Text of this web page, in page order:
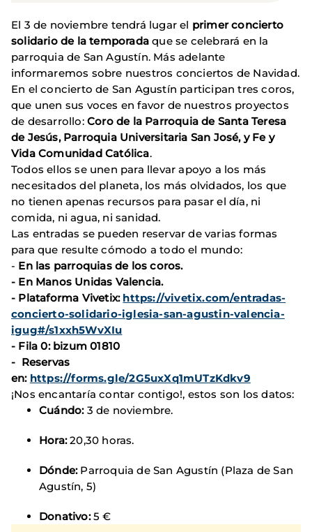
El 3 de noviembre tendrá lugar el primer concierto
solidario de la temporada que se celebrará en la
parroquia de San Agustín. Más adelante
informaremos sobre nuestros conciertos de Navidad.
En el concierto de San Agustín participan tres coros,
que unen sus voces en favor de nuestros proyectos
de desarrollo: Coro de la Parroquia de Santa Teresa
de Jesús, Parroquia Universitaria San José, y Fe y
Vida Comunidad Católica.
Todos ellos se unen para llevar apoyo a los más
necesitados del planeta, los más olvidados, los que
no tienen apenas recursos para pasar el día, ni
comida, ni agua, ni sanidad.
Las entradas se pueden reservar de varias formas
para que resulte cómodo a todo el mundo:
- En las parroquias de los coros.
- En Manos Unidas Valencia.
- Plataforma Vivetix: https://vivetix.com/entradas-
concierto-solidario-iglesia-san-agustin-valencia-
igug#/s1xxh5WvXIu
- Fila 0: bizum 01810
- Reservas
en: https://forms.gle/2G5uxXq1mUTzKdkv9
¡Nos encantaría contar contigo!, estos son los datos:
Cuándo: 3 de noviembre.
Hora:20,30 horas.
Dónde:Parroquia de San Agustín (Plaza de San
Agustín, 5)
Donativo:5 €